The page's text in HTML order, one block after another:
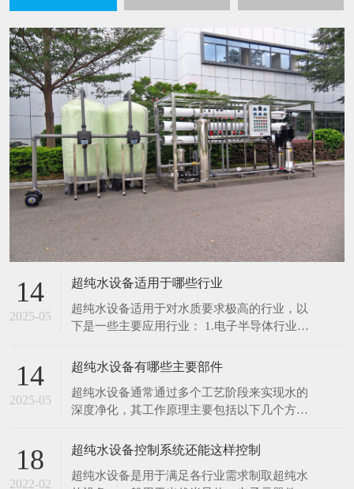
14
2025-05
超纯水设备适用于哪些行业
超纯水设备适用于对水质要求极高的行业，以
下是一些主要应用行业： 1.电子半导体行业：
于清洗硅片、光刻、蚀刻等工艺。例如，芯片
制造中，需要使用超纯水将硅片表面的杂质清
洗干净，以确保芯片的性能和良品率。哪怕是
极其微量的杂质，都可能导致芯片电路短路或
14
2025-05
超纯水设备有哪些主要部件
超纯水设备通常通过多个工艺阶段来实现水的
深度净化，其工作原理主要包括以下几个方
等设备，通过不同粒径的石英砂、无烟煤等介
质、悬浮物等，降低水的浊度，保护后续设备
18
2022-02
超纯水设备控制系统还能这样控制
超纯水设备是用于满足各行业需求制取超纯水